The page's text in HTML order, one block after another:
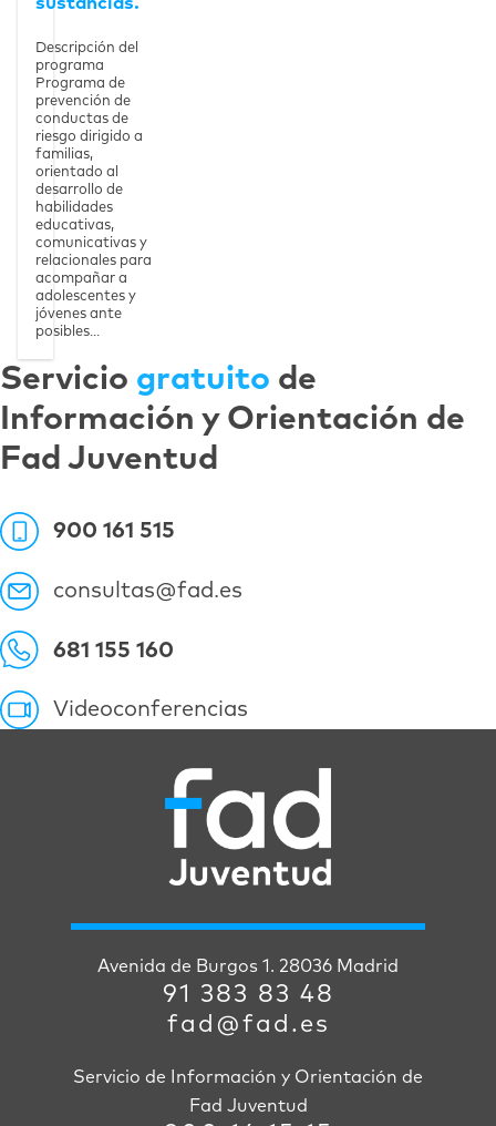
Descripción del
programa
Programa de
prevención de
conductas de
riesgo dirigido a
familias,
orientado al
desarrollo de
habilidades
educativas,
comunicativas y
relacionales para
acompañar a
adolescentes y
jóvenes ante
posibles...
Servicio gratuito de
Información y Orientación de
Fad Juventud
900 161 515
consultas@fad.es
681 155 160
Videoconferencias
Avenida de Burgos 1. 28036 Madrid
91 383 83 48
fad@fad.es
Servicio de Información y Orientación de
Fad Juventud